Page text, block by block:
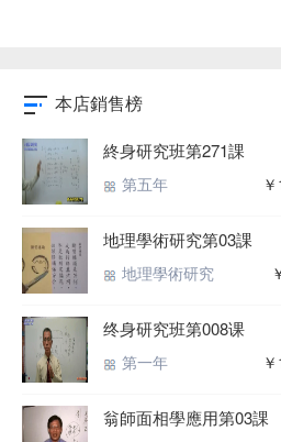
本店銷售榜
終身研究班第271課
第五年
地理學術研究第03課
地理學術研究
终身研究班第008课
第一年
翁師面相學應用第03課